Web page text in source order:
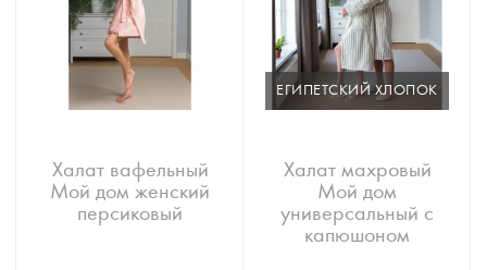
Халат вафельный
Мой дом женский
персиковый
ЕГИПЕТСКИЙ ХЛОПОК
Халат махровый
Мой дом
универсальный с
капюшоном